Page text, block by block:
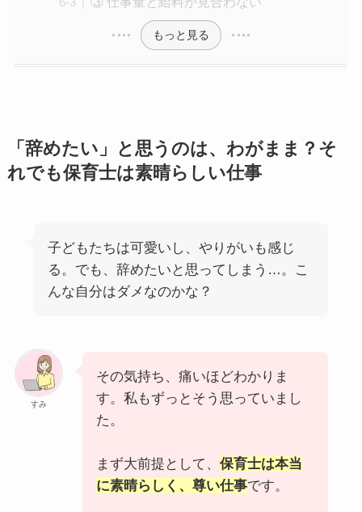
もっと見る
「辞めたい」と思うのは、わがまま？そ
れでも保育士は素晴らしい仕事
子どもたちは可愛いし、やりがいも感じ
る。でも、辞めたいと思ってしまう…。こ
んな自分はダメなのかな？
すみ
その気持ち、痛いほどわかりま
す。私もずっとそう思っていまし
た。
まず大前提として、 保育士は本当
に素晴らしく、尊い仕事です。